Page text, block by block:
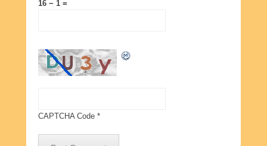
16 − 1 =
CAPTCHA Code *